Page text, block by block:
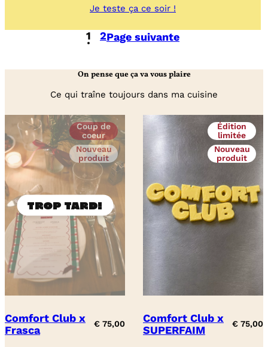
Je teste ça ce soir !
aux
crevettes
poireaux
beurre
&
ciboulette
1 2Page suivante
On pense que ça va vous plaire
Ce qui traîne toujours dans ma cuisine
Coup de
coeur
Nouveau
produit
Comfort Club x
Frasca
€ 75,00
Édition
limitée
Nouveau
produit
Comfort Club x
SUPERFAIM
€ 75,00